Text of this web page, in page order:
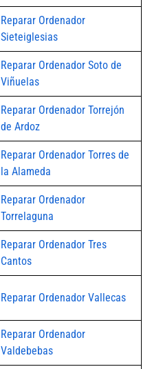
Reparar Ordenador
Sieteiglesias
Reparar Ordenador Soto de
Viñuelas
Reparar Ordenador Torrejón
de Ardoz
Reparar Ordenador Torres de
la Alameda
Reparar Ordenador
Torrelaguna
Reparar Ordenador Tres
Cantos
Reparar Ordenador Vallecas
Reparar Ordenador
Valdebebas